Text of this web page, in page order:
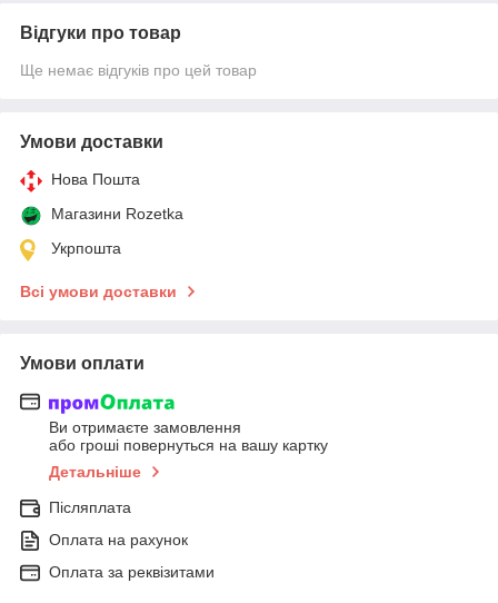
Відгуки про товар
Ще немає відгуків про цей товар
Умови доставки
Нова Пошта
Магазини Rozetka
Укрпошта
Всі умови доставки
Умови оплати
Ви отримаєте замовлення
або гроші повернуться на вашу картку
Детальніше
Післяплата
Оплата на рахунок
Оплата за реквізитами